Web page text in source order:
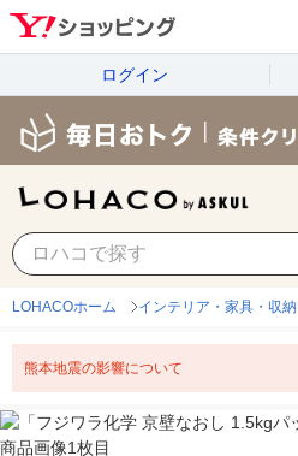
ログイン
LOHACOホーム インテリア・家具・収納
熊本地震の影響について